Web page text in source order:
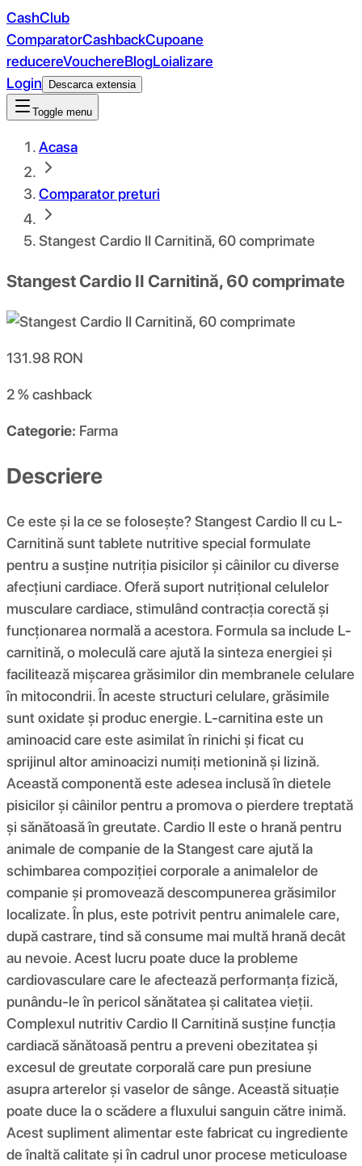
CashClub
ComparatorCashbackCupoane
reducereVouchereBlogLoializare
Login
Descarca extensia
Toggle menu
Acasa
Comparator preturi
Stangest Cardio II Carnitină, 60 comprimate
Stangest Cardio II Carnitină, 60 comprimate
131.98 RON
2 %cashback
Categorie: Farma
Descriere
Ce este și la ce se folosește? Stangest Cardio II cu L-
Carnitină sunt tablete nutritive special formulate
pentru a susține nutriția pisicilor și câinilor cu diverse
afecțiuni cardiace. Oferă suport nutrițional celulelor
musculare cardiace, stimulând contracția corectă și
funcționarea normală a acestora. Formula sa include L-
carnitină, o moleculă care ajută la sinteza energiei și
facilitează mișcarea grăsimilor din membranele celulare
în mitocondrii. În aceste structuri celulare, grăsimile
sunt oxidate și produc energie. L-carnitina este un
aminoacid care este asimilat în rinichi și ficat cu
sprijinul altor aminoacizi numiți metionină și lizină.
Această componentă este adesea inclusă în dietele
pisicilor și câinilor pentru a promova o pierdere treptată
și sănătoasă în greutate. Cardio II este o hrană pentru
animale de companie de la Stangest care ajută la
schimbarea compoziției corporale a animalelor de
companie și promovează descompunerea grăsimilor
localizate. În plus, este potrivit pentru animalele care,
după castrare, tind să consume mai multă hrană decât
au nevoie. Acest lucru poate duce la probleme
cardiovasculare care le afectează performanța fizică,
punându-le în pericol sănătatea și calitatea vieții.
Complexul nutritiv Cardio II Carnitină susține funcția
cardiacă sănătoasă pentru a preveni obezitatea și
excesul de greutate corporală care pun presiune
asupra arterelor și vaselor de sânge. Această situație
poate duce la o scădere a fluxului sanguin către inimă.
Acest supliment alimentar este fabricat cu ingrediente
de înaltă calitate și în cadrul unor procese meticuloase